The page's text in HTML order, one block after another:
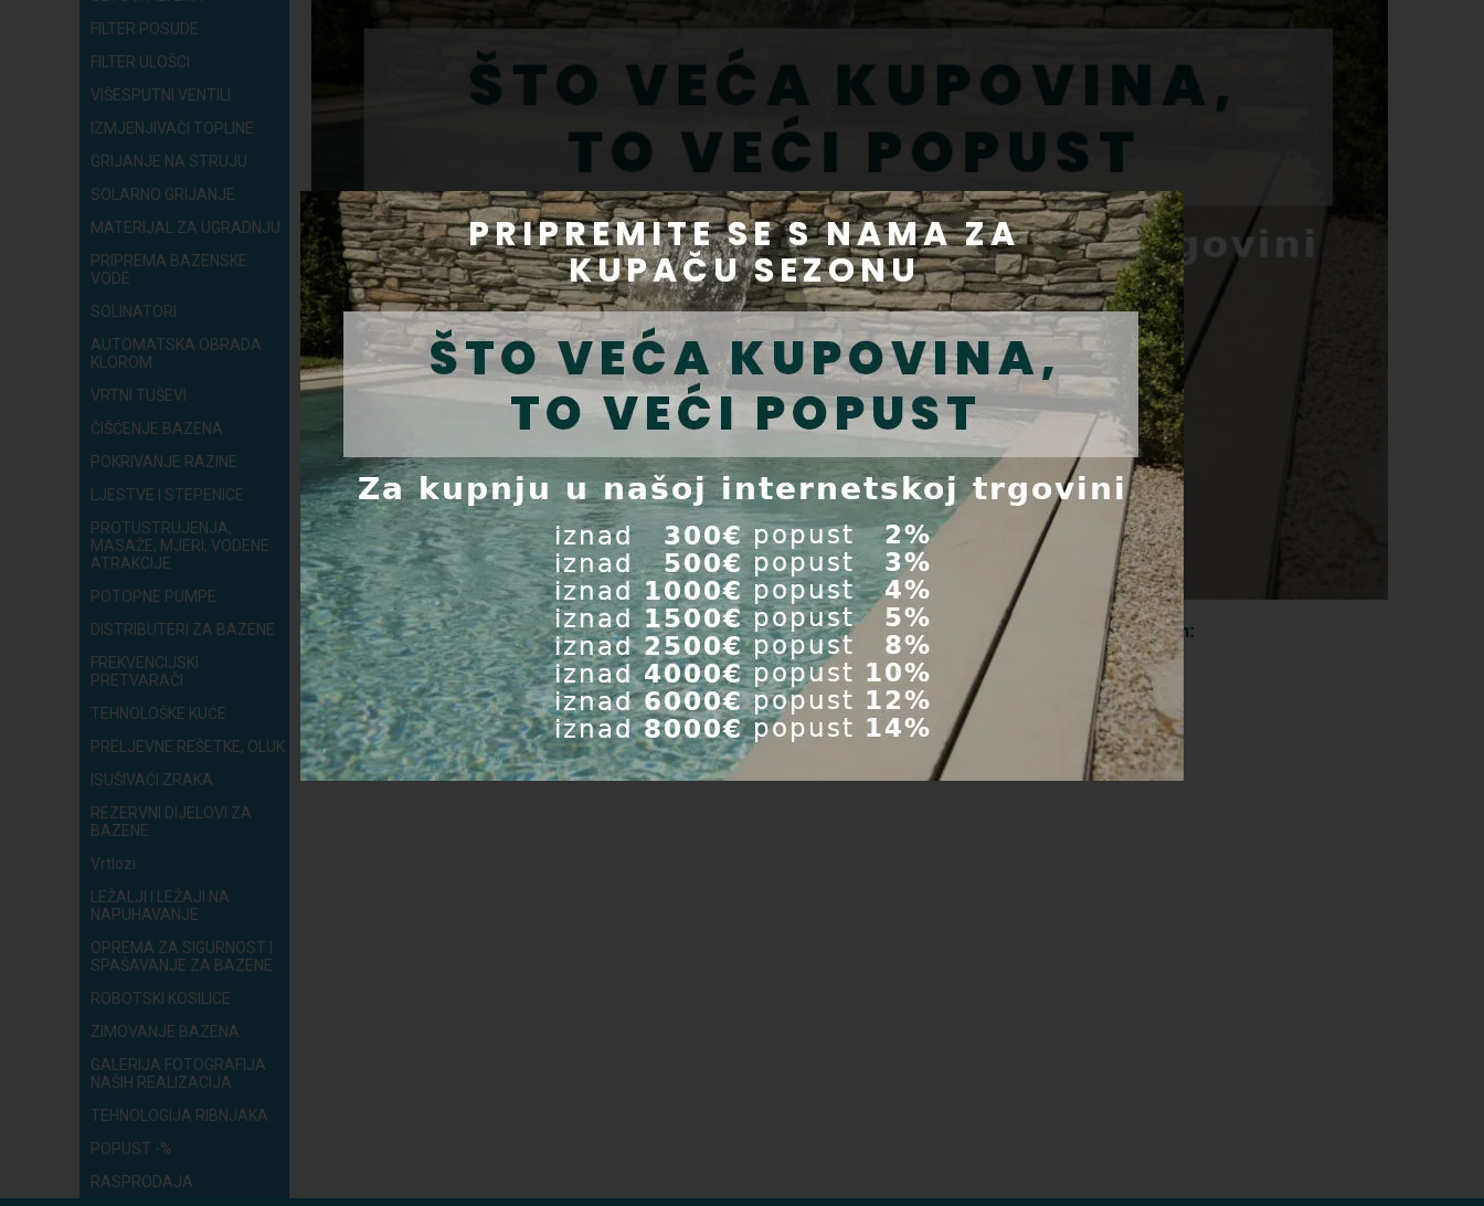
FILTER POSUDE
FILTER ULOŠCI
VIŠESPUTNI VENTILI
IZMJENJIVAČI TOPLINE
GRIJANJE NA STRUJU
SOLARNO GRIJANJE
MATERIJAL ZA UGRADNJU
PRIPREMA BAZENSKE
VODE
SOLINATORI
AUTOMATSKA OBRADA
KLOROM
VRTNI TUŠEVI
ČIŠĆENJE BAZENA
POKRIVANJE RAZINE
LJESTVE I STEPENICE
PROTUSTRUJENJA,
MASAŽE, MJERI, VODENE
ATRAKCIJE
POTOPNE PUMPE
DISTRIBUTERI ZA BAZENE
FREKVENCIJSKI
PRETVARAČI
TEHNOLOŠKE KUĆE
PRELJEVNE REŠETKE, OLUK
ISUŠIVAČI ZRAKA
REZERVNI DIJELOVI ZA
BAZENE
Vrtlozi
LEŽALJI I LEŽAJI NA
NAPUHAVANJE
OPREMA ZA SIGURNOST I
SPAŠAVANJE ZA BAZENE
ROBOTSKI KOSILICE
ZIMOVANJE BAZENA
GALERIJA FOTOGRAFIJA
NAŠIH REALIZACIJA
TEHNOLOGIJA RIBNJAKA
POPUST -%
RASPRODAJA
Za pitanja o našim proizvodima, slobodno nas kontaktirajte telefonom ili e-poštom:
+421 907 101 097
+421 908 911 673
+421 917 530 185
servis@aquapond.sk